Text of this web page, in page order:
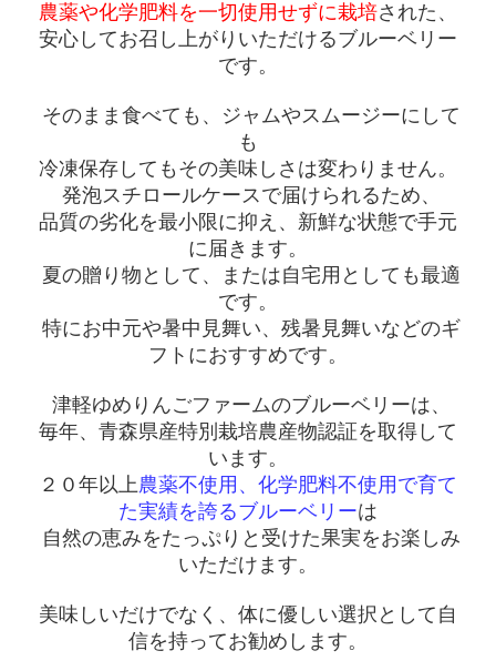
農薬や化学肥料を一切使用せずに栽培された、
安心してお召し上がりいただけるブルーベリー
です。
そのまま食べても、ジャムやスムージーにして
も
冷凍保存してもその美味しさは変わりません。
発泡スチロールケースで届けられるため、
品質の劣化を最小限に抑え、新鮮な状態で手元
に届きます。
夏の贈り物として、または自宅用としても最適
です。
特にお中元や暑中見舞い、残暑見舞いなどのギ
フトにおすすめです。
津軽ゆめりんごファームのブルーベリーは、
毎年、青森県産特別栽培農産物認証を取得して
います。
２０年以上農薬不使用、化学肥料不使用で育て
た実績を誇るブルーベリーは
自然の恵みをたっぷりと受けた果実をお楽しみ
いただけます。
美味しいだけでなく、体に優しい選択として自
信を持ってお勧めします。